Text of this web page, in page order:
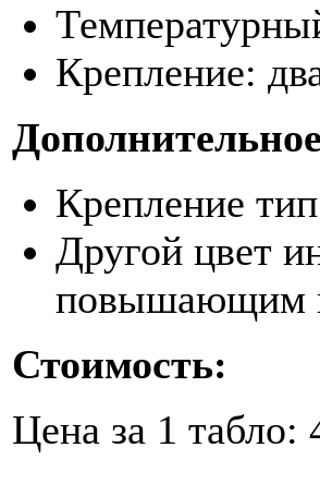
Крепление:
Крепление
Другой цвет
повышающим
Стоимость:
Цена за 1 табло: